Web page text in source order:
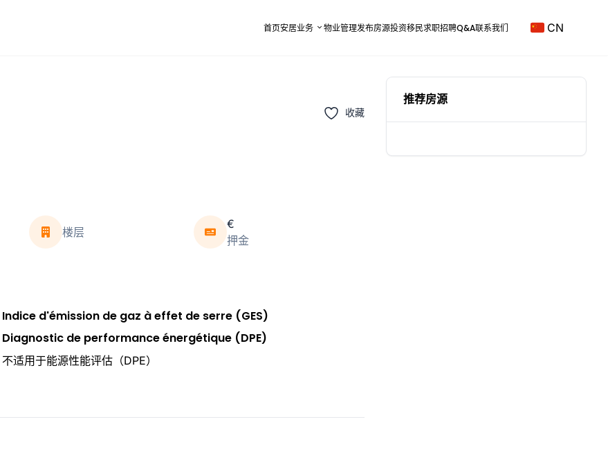
首页安居业务 物业管理发布房源投资移民求职招聘Q&A联系我们 CN
收藏
楼层
€
押金
Indice d'émission de gaz à effet de serre (GES)
Diagnostic de performance énergétique (DPE)
不适用于能源性能评估（DPE）
推荐房源